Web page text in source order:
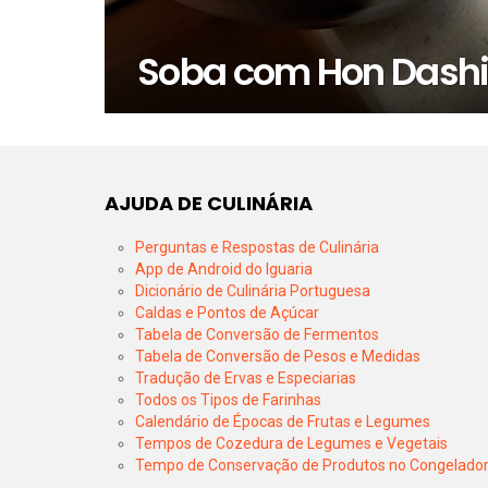
Soba com Hon Dashi
AJUDA DE CULINÁRIA
Perguntas e Respostas de Culinária
App de Android do Iguaria
Dicionário de Culinária Portuguesa
Caldas e Pontos de Açúcar
Tabela de Conversão de Fermentos
Tabela de Conversão de Pesos e Medidas
Tradução de Ervas e Especiarias
Todos os Tipos de Farinhas
Calendário de Épocas de Frutas e Legumes
Tempos de Cozedura de Legumes e Vegetais
Tempo de Conservação de Produtos no Congelador